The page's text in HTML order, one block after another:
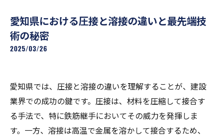
愛知県における圧接と溶接の違いと最先端技
術の秘密
2025/03/26
愛知県では、圧接と溶接の違いを理解することが、建設
業界での成功の鍵です。圧接は、材料を圧縮して接合す
る手法で、特に鉄筋継手においてその威力を発揮しま
す。一方、溶接は高温で金属を溶かして接合するため、